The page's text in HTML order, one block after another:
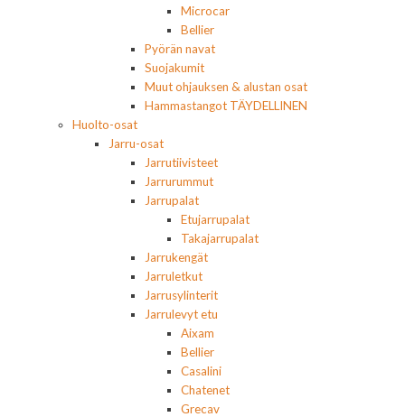
Microcar
Bellier
Pyörän navat
Suojakumit
Muut ohjauksen & alustan osat
Hammastangot TÄYDELLINEN
Huolto-osat
Jarru-osat
Jarrutiivisteet
Jarrurummut
Jarrupalat
Etujarrupalat
Takajarrupalat
Jarrukengät
Jarruletkut
Jarrusylinterit
Jarrulevyt etu
Aixam
Bellier
Casalini
Chatenet
Grecav